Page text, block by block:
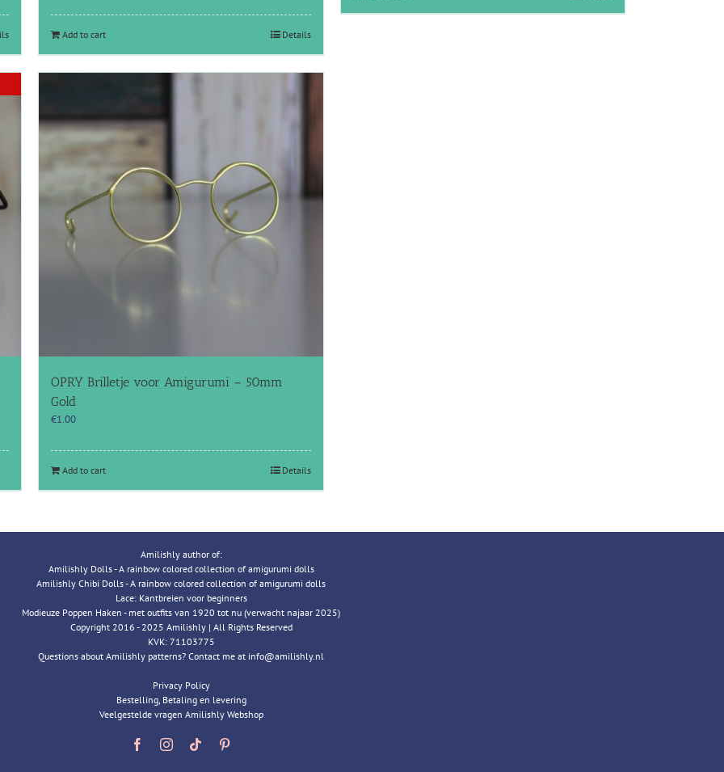
Add to cart Details
OPRY Brilletje voor Amigurumi – 50mm
Gold
€1.00
Add to cart Details
Amilishly author of:
Amilishly Dolls - A rainbow colored collection of amigurumi dolls
Amilishly Chibi Dolls - A rainbow colored collection of amigurumi dolls
Lace: Kantbreien voor beginners
Modieuze Poppen Haken - met outfits van 1920 tot nu (verwacht najaar 2025)
Copyright 2016 - 2025 Amilishly | All Rights Reserved
KVK: 71103775
Questions about Amilishly patterns? Contact me at info@amilishly.nl
Privacy Policy
Bestelling, Betaling en levering
Veelgestelde vragen Amilishly Webshop
FacebookInstagram
Tiktok